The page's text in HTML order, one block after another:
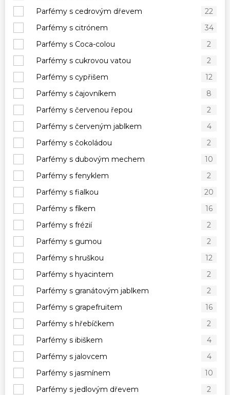
Parfémy s cedrovým dřevem
22
Parfémy s citrónem
34
Parfémy s Coca-colou
2
Parfémy s cukrovou vatou
2
Parfémy s cypřišem
12
Parfémy s čajovníkem
8
Parfémy s červenou řepou
2
Parfémy s červeným jablkem
4
Parfémy s čokoládou
2
Parfémy s dubovým mechem
10
Parfémy s fenyklem
2
Parfémy s fialkou
20
Parfémy s fíkem
16
Parfémy s frézií
2
Parfémy s gumou
2
Parfémy s hruškou
12
Parfémy s hyacintem
2
Parfémy s granátovým jablkem
2
Parfémy s grapefruitem
16
Parfémy s hřebíčkem
2
Parfémy s ibiškem
4
Parfémy s jalovcem
4
Parfémy s jasmínem
10
Parfémy s jedlovým dřevem
2